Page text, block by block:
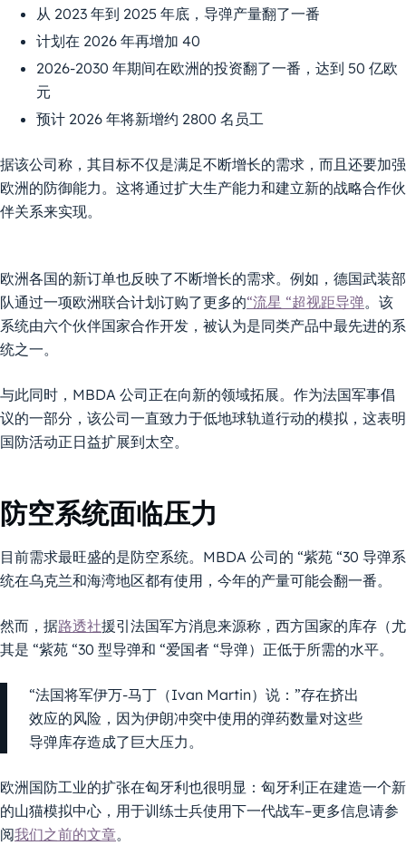
从 2023 年到 2025 年底，导弹产量翻了一番
计划在 2026 年再增加 40
2026-2030 年期间在欧洲的投资翻了一番，达到 50 亿欧
元
预计 2026 年将新增约 2800 名员工
据该公司称，其目标不仅是满足不断增长的需求，而且还要加强
欧洲的防御能力。这将通过扩大生产能力和建立新的战略合作伙
伴关系来实现。
欧洲各国的新订单也反映了不断增长的需求。例如，德国武装部
队通过一项欧洲联合计划订购了更多的“流星 “超视距导弹。该
系统由六个伙伴国家合作开发，被认为是同类产品中最先进的系
统之一。
与此同时，MBDA 公司正在向新的领域拓展。作为法国军事倡
议的一部分，该公司一直致力于低地球轨道行动的模拟，这表明
国防活动正日益扩展到太空。
防空系统面临压力
目前需求最旺盛的是防空系统。MBDA 公司的 “紫苑 “30 导弹系
统在乌克兰和海湾地区都有使用，今年的产量可能会翻一番。
然而，据路透社援引法国军方消息来源称，西方国家的库存（尤
其是 “紫苑 “30 型导弹和 “爱国者 “导弹）正低于所需的水平。
“法国将军伊万-马丁（Ivan Martin）说：”存在挤出
效应的风险，因为伊朗冲突中使用的弹药数量对这些
导弹库存造成了巨大压力。
欧洲国防工业的扩张在匈牙利也很明显：匈牙利正在建造一个新
的山猫模拟中心，用于训练士兵使用下一代战车–更多信息请参
阅我们之前的文章。